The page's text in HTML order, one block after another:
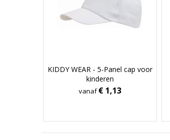
KIDDY WEAR - 5-Panel cap voor
kinderen
vanaf€ 1,13